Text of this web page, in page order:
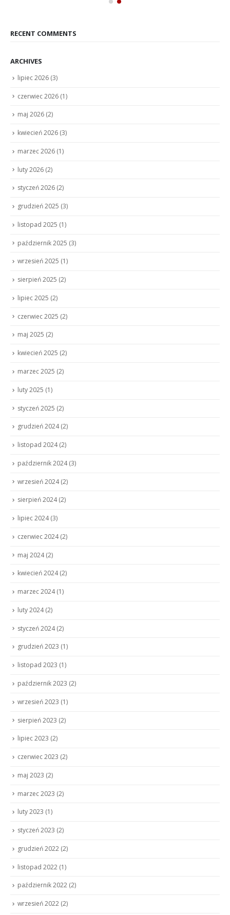
RECENT COMMENTS
ARCHIVES
lipiec 2026 (3)
czerwiec 2026 (1)
maj 2026 (2)
kwiecień 2026 (3)
marzec 2026 (1)
luty 2026 (2)
styczeń 2026 (2)
grudzień 2025 (3)
listopad 2025 (1)
październik 2025 (3)
wrzesień 2025 (1)
sierpień 2025 (2)
lipiec 2025 (2)
czerwiec 2025 (2)
maj 2025 (2)
kwiecień 2025 (2)
marzec 2025 (2)
luty 2025 (1)
styczeń 2025 (2)
grudzień 2024(2)
listopad 2024(2)
październik 2024(3)
wrzesień 2024(2)
sierpień 2024(2)
lipiec 2024(3)
czerwiec 2024(2)
maj 2024(2)
kwiecień 2024(2)
marzec 2024(1)
luty 2024(2)
styczeń 2024(2)
grudzień 2023 (1)
listopad 2023 (1)
październik 2023 (2)
wrzesień 2023 (1)
sierpień 2023 (2)
lipiec 2023 (2)
czerwiec 2023 (2)
maj 2023 (2)
marzec 2023 (2)
luty 2023 (1)
styczeń 2023 (2)
grudzień 2022 (2)
listopad 2022 (1)
październik 2022 (2)
wrzesień 2022 (2)